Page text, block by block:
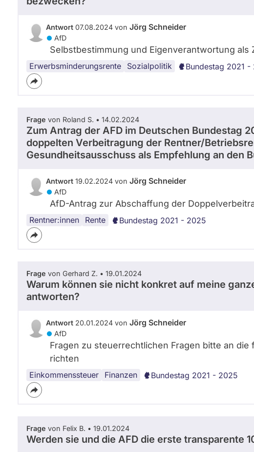
Antwort 07.08.2024 von Jörg Schneider
AfD
Selbstbestimmung und Eigenverantwortung als
Erwerbsminderungsrente Sozialpolitik
psychische
Gesundheit
Bundestag 2021 -
Frage von Roland S. • 14.02.2024
Zum Antrag der AFD im Deutschen Bundestag
doppelten Verbeitragung der Rentner/
Gesundheitsausschuss als Empfehlung an den
Antwort 19.02.2024 von Jörg Schneider
AfD
AfD-Antrag zur Abschaffung der
Rentner:innen Rente Bundestag 2021 - 2025
Frage von Gerhard Z. • 19.01.2024
Warum können sie nicht konkret auf meine
antworten?
Antwort 20.01.2024 von Jörg Schneider
AfD
Fragen zu steuerrechtlichen Fragen bitte an
richten
Einkommenssteuer Finanzen
Spitzensteuersatz Bundestag 2021 - 2025
Frage von Felix B. • 19.01.2024
Werden sie und die AFD die erste transparente